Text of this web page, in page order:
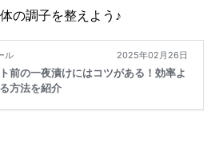
の調子を整えよう♪